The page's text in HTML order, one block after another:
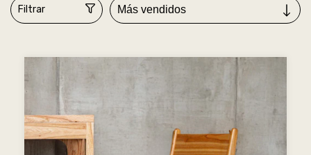
Filtrar